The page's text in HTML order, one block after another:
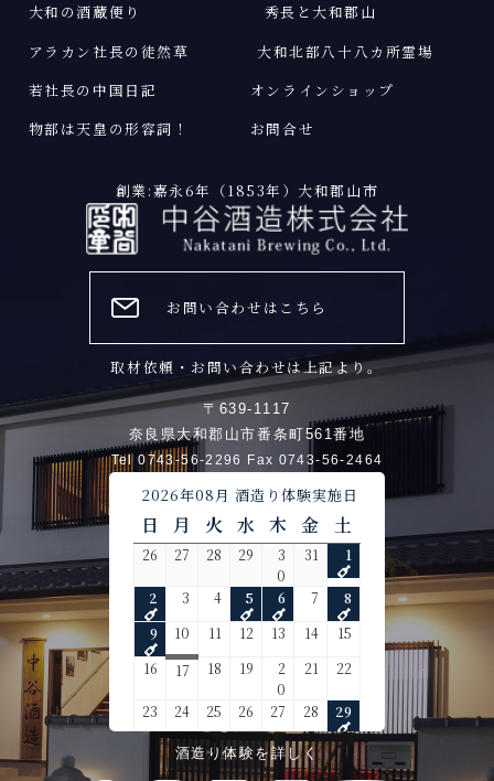
大和の酒蔵便り
アラカン社長の徒然草
若社長の中国日記
物部は天皇の形容詞 ！
秀長と大和郡山
大和北部八十八カ所霊場
オンラインショップ
お問合せ
創業:嘉永6年（1853年）大和郡山市
お問い合わせはこちら
取材依頼・お問い合わせは上記より。
〒639-1117
奈良県大和郡山市番条町561番地
Tel 0743-56-2296 Fax 0743-56-2464
酒造り体験を詳しく